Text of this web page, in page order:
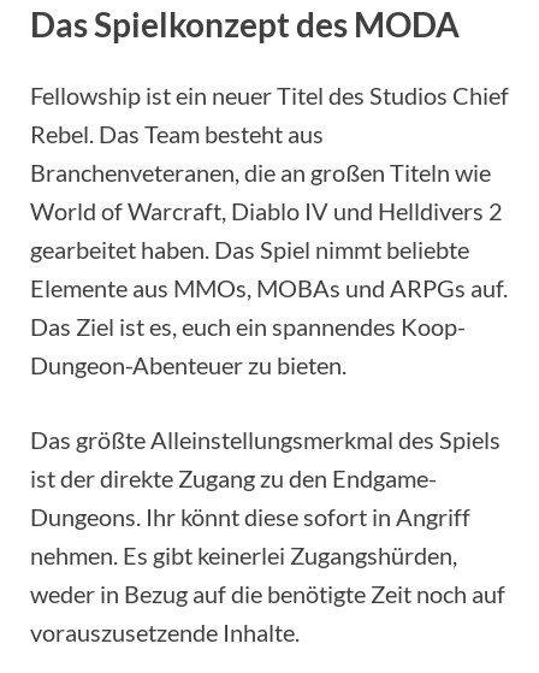
Das Spielkonzept des MODA
Fellowship ist ein neuer Titel des Studios Chief
Rebel. Das Team besteht aus
Branchenveteranen, die an großen Titeln wie
World of Warcraft, Diablo IV und Helldivers 2
gearbeitet haben. Das Spiel nimmt beliebte
Elemente aus MMOs, MOBAs und ARPGs auf.
Das Ziel ist es, euch ein spannendes Koop-
Dungeon-Abenteuer zu bieten.
Das größte Alleinstellungsmerkmal des Spiels
ist der direkte Zugang zu den Endgame-
Dungeons. Ihr könnt diese sofort in Angriff
nehmen. Es gibt keinerlei Zugangshürden,
weder in Bezug auf die benötigte Zeit noch auf
vorauszusetzende Inhalte.